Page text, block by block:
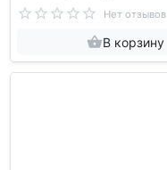
Нет отзывов
В корзину